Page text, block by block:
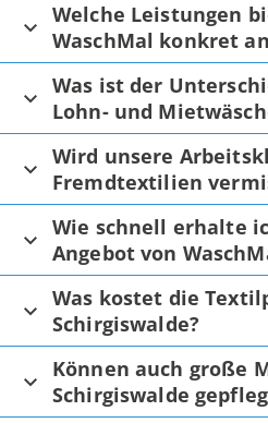
Welche Leistungen
WaschMal konkret
Was ist der
Lohn- und
Wird unsere
Fremdtextilien
Wie schnell erhalte
Angebot von
Was kostet die
Schirgiswalde?
Können auch große
Schirgiswalde